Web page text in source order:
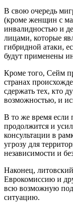
В свою очередь
(кроме женщин с
инвалидностью и
лицами, которые
гибридной атаки,
будут применены
Кроме того, Сейм
странах
сдержать тех, кто
возможностью, и
В то же время если
продолжится и
консультации в
угрозу для
независимости и
Наконец,
Еврокомиссию и
всю возможную
ситуацию.